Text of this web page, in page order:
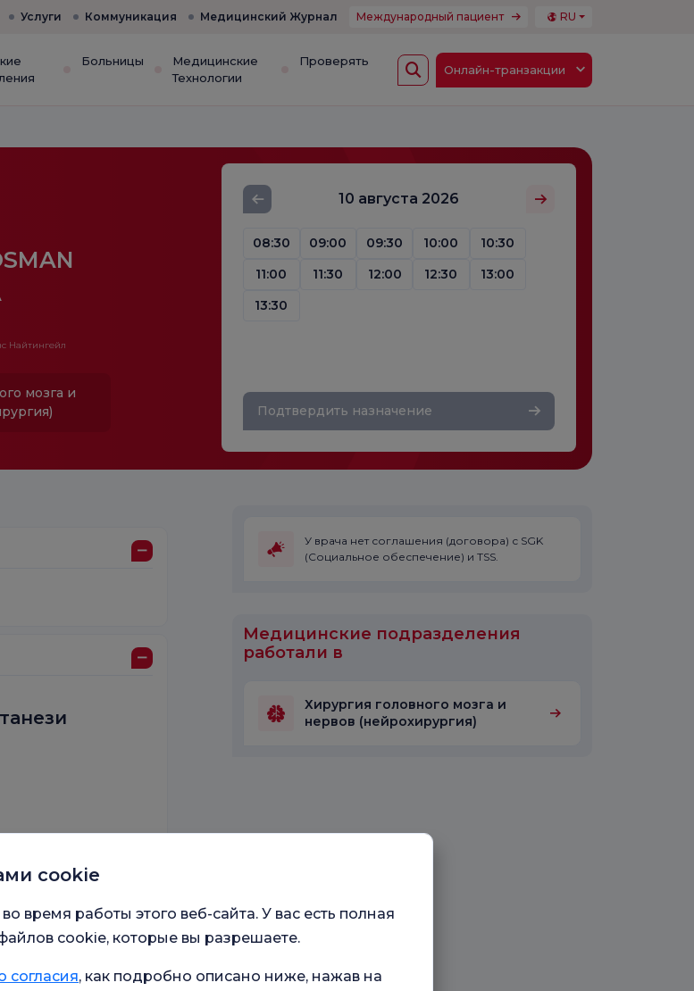
Услуги Коммуникация Медицинский Журнал Международный пациент RU
Больницы
Медицинские
Технологии
Проверять
Онлайн-транзакции
Найтингейл
мозга и
10 августа 2026
08:30 09:00 09:30 10:00
10:30
11:00
11:30 12:00 12:30
13:00
13:30
Подтвердить назначение
клиническая
У врача нет соглашения (договора) с SGK
(Социальное обеспечение) и TSS.
Медицинские подразделения
работали в
Хирургия головного мозга и
нервов (нейрохирургия)
cookie
время работы этого веб-сайта. У вас есть полная
cookie, которые вы разрешаете.
согласия, как подробно описано ниже, нажав на